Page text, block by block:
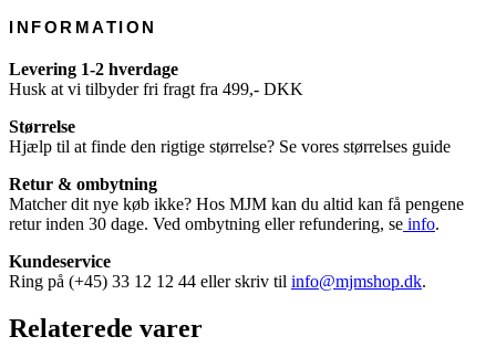
INFORMATION
Levering 1-2 hverdage
Husk at vi tilbyder fri fragt fra 499,- DKK
Størrelse
Hjælp til at finde den rigtige størrelse? Se vores størrelses guide
Retur & ombytning
Matcher dit nye køb ikke? Hos MJM kan du altid kan få pengene
retur inden 30 dage. Ved ombytning eller refundering, se info.
Kundeservice
Ring på (+45) 33 12 12 44 eller skriv til info@mjmshop.dk.
Relaterede varer